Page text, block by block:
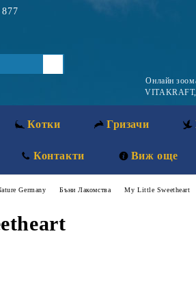
877
Онлайн
Котки Гризачи
Контакти Виж още
Germany Бъни Лакомства My Little Sweetheart